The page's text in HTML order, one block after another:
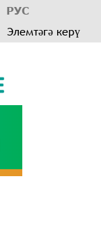
РУС
Элемтәгә керү